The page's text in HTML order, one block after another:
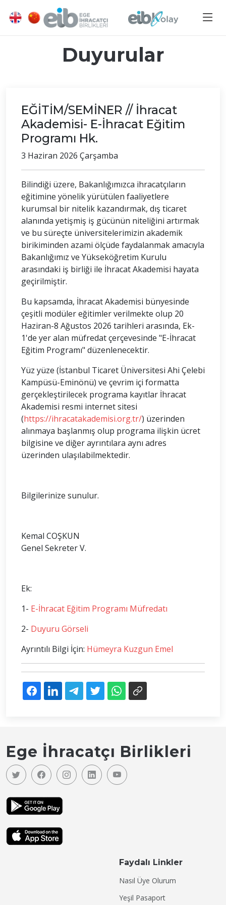
Duyurular
EĞİTİM/SEMİNER // İhracat
Akademisi- E-İhracat Eğitim
Programı Hk.
3 Haziran 2026 Çarşamba
Bilindiği üzere, Bakanlığımızca ihracatçıların
eğitimine yönelik yürütülen faaliyetlere
kurumsal bir nitelik kazandırmak, dış ticaret
alanında yetişmiş iş gücünün niteliğini artırmak
ve bu süreçte üniversitelerimizin akademik
birikiminden azami ölçüde faydalanmak amacıyla
Bakanlığımız ve Yükseköğretim Kurulu
arasındaki iş birliği ile İhracat Akademisi hayata
geçirilmiştir.
Bu kapsamda, İhracat Akademisi bünyesinde
çeşitli modüler eğitimler verilmekte olup 20
Haziran-8 Ağustos 2026 tarihleri arasında, Ek-
1'de yer alan müfredat çerçevesinde "E-İhracat
Eğitim Programı" düzenlenecektir.
Yüz yüze (İstanbul Ticaret Üniversitesi Ahi Çelebi
Kampüsü-Eminönü) ve çevrim içi formatta
gerçekleştirilecek programa kayıtlar İhracat
Akademisi resmi internet sitesi
(https://ihracatakademisi.org.tr/) üzerinden
alınmaya başlanmış olup programa ilişkin ücret
bilgisine ve diğer ayrıntılara aynı adres
üzerinden ulaşılabilmektedir.
Bilgilerinize sunulur.
Kemal COŞKUN
Genel Sekreter V.
Ek:
1- E-İhracat Eğitim Programı Müfredatı
2- Duyuru Görseli
Ayrıntılı Bilgi İçin: Hümeyra Kuzgun Emel
Ege İhracatçı Birlikleri
Faydalı Linkler
Nasıl Üye Olurum
Yeşil Pasaport